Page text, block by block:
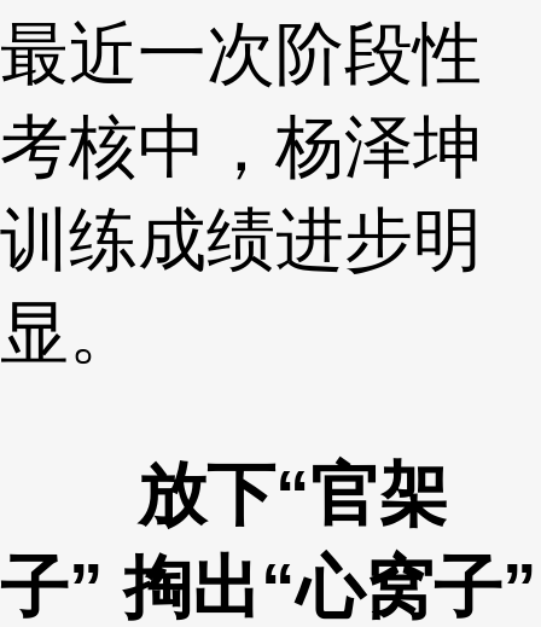
最近一次阶段性
考核中，杨泽坤
训练成绩进步明
显。
放下“官架
子” 掏出“心窝子”